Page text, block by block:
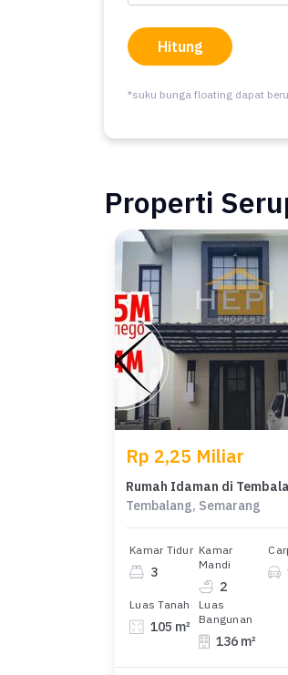
Hitung
*suku bunga floating dapat
Properti
Rp 2,25 Miliar
Tembalang, Semarang
Kamar Tidur
3
Kamar
Mandi
2
Luas Tanah
105 m²
Luas
Bangunan
136 m²